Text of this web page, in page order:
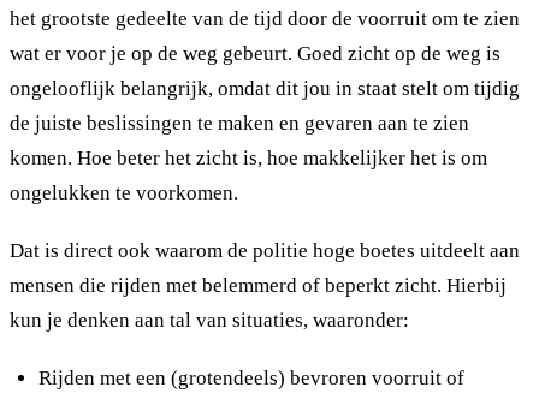
het grootste gedeelte van de tijd door de voorruit om te zien
wat er voor je op de weg gebeurt. Goed zicht op de weg is
ongelooflijk belangrijk, omdat dit jou in staat stelt om tijdig
de juiste beslissingen te maken en gevaren aan te zien
komen. Hoe beter het zicht is, hoe makkelijker het is om
ongelukken te voorkomen.
Dat is direct ook waarom de politie hoge boetes uitdeelt aan
mensen die rijden met belemmerd of beperkt zicht. Hierbij
kun je denken aan tal van situaties, waaronder:
Rijden met een (grotendeels) bevroren voorruit of